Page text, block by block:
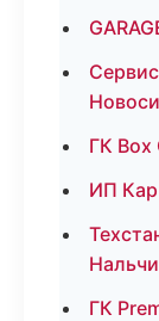
ГК
ИП
ГК